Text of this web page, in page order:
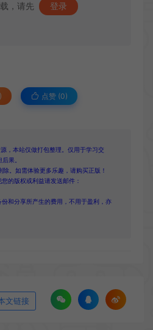
，请先 登录
点赞 (0)
，本站仅做打包整理。仅用于学习交
果。
。如需体验更多乐趣，请购买正版！
的版权或利益请发送邮件：
和分享所产生的费用，不用于盈利，亦
文链接